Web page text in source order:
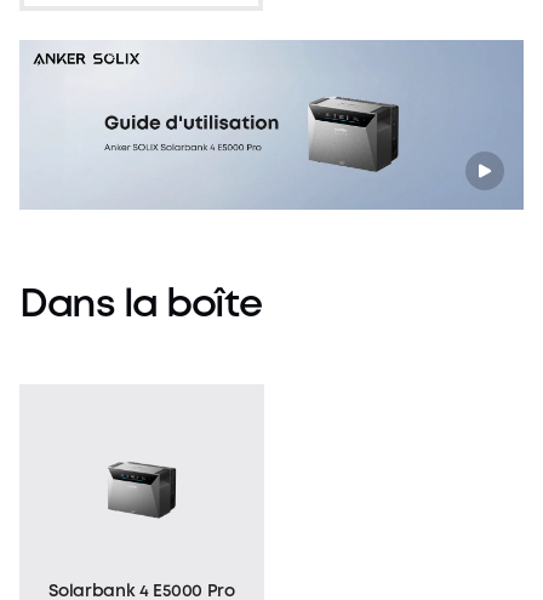
Dans la boîte
Solarbank 4 E5000 Pro